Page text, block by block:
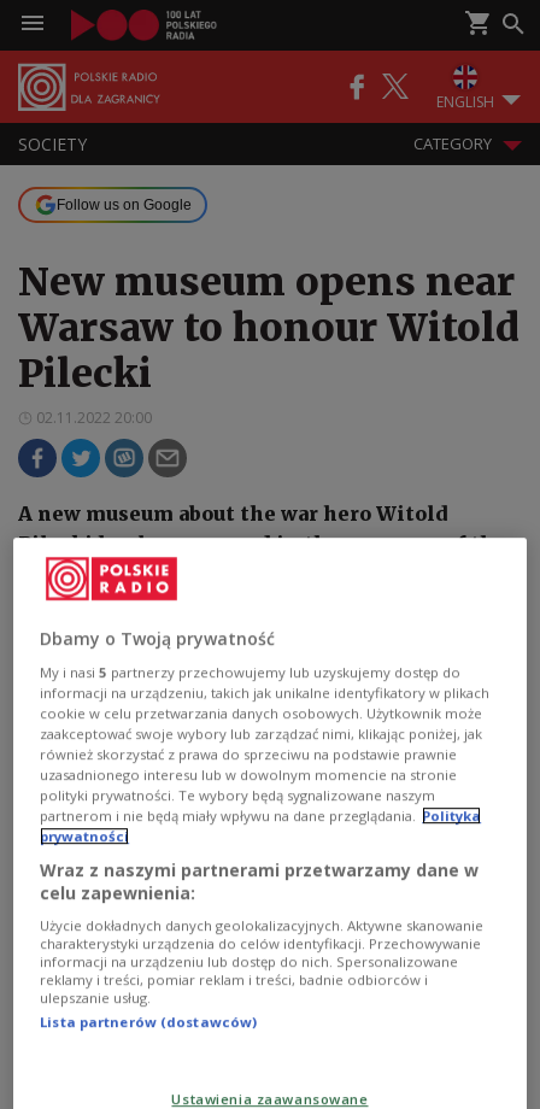
ENGLISH
SOCIETY CATEGORY
Follow us on Google
New museum opens near
Warsaw to honour Witold
Pilecki
02.11.2022 20:00
A new museum about the war hero Witold
Pilecki has been opened in the presence of the
President of Poland in Ostrów Mazowiecka - 100
km from Warsaw.
AUDIO 1
 05'09 
Audio report: Click to listen
Dbamy o Twoją prywatność
My i nasi5 partnerzy przechowujemy lub uzyskujemy dostęp do
informacji na urządzeniu, takich jak unikalne identyfikatory w plikach
cookie w celu przetwarzania danych osobowych. Użytkownik może
zaakceptować swoje wybory lub zarządzać nimi, klikając poniżej, jak
również skorzystać z prawa do sprzeciwu na podstawie prawnie
uzasadnionego interesu lub w dowolnym momencie na stronie
polityki prywatności. Te wybory będą sygnalizowane naszym
partnerom i nie będą miały wpływu na dane przeglądania. Polityka
prywatności
Wraz z naszymi partnerami przetwarzamy dane w
celu zapewnienia:
Użycie dokładnych danych geolokalizacyjnych. Aktywne skanowanie
charakterystyki urządzenia do celów identyfikacji. Przechowywanie
informacji na urządzeniu lub dostęp do nich. Spersonalizowane
reklamy i treści, pomiar reklam i treści, badnie odbiorców i
ulepszanie usług.
Lista partnerów (dostawców)
Ustawienia zaawansowane